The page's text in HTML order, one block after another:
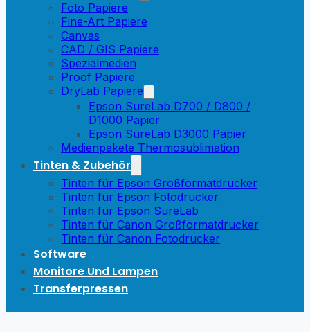
Foto Papiere
Fine-Art Papiere
Canvas
CAD / GIS Papiere
Spezialmedien
Proof Papiere
DryLab Papiere
Epson SureLab D700 / D800 /
D1000 Papier
Epson SureLab D3000 Papier
Medienpakete Thermosublimation
Tinten & Zubehör
Tinten für Epson Großformatdrucker
Tinten für Epson Fotodrucker
Tinten für Epson SureLab
Tinten für Canon Großformatdrucker
Tinten für Canon Fotodrucker
Software
Monitore Und Lampen
Transferpressen